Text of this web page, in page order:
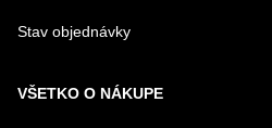
Stav objednávky
VŠETKO O NÁKUPE